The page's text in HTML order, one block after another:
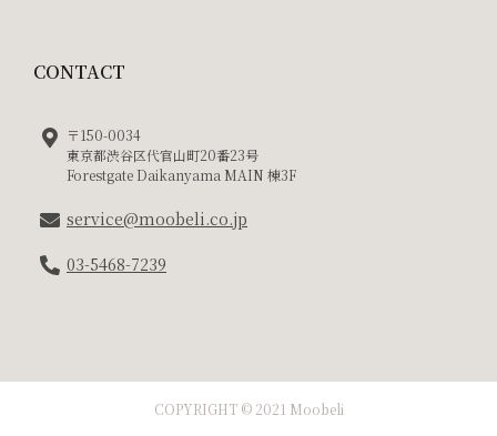
CONTACT
〒150-0034
東京都渋谷区代官山町20番23号
Forestgate Daikanyama MAIN 棟3F
service@moobeli.co.jp
03-5468-7239
COPYRIGHT © 2021 Moobeli